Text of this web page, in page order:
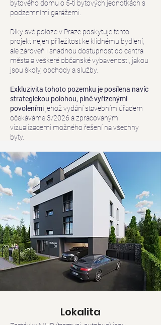
bytového domu o 5-ti bytových jednotkách s
podzemními garážemi.
Díky své poloze v Praze poskytuje tento
projekt nejen příležitost ke klidnému bydlení,
ale zároveň i snadnou dostupnost do centra
města a veškeré občanské vybavenosti, jakou
jsou školy, obchody a služby.
Exkluzivita tohoto pozemku je posílena navíc
strategickou polohou, plně vyřízenými
povoleními jehož vydání stavebním úřadem
očekáváme 3/2026 a zpracovanými
vizualizacemi možného řešení na všechny
byty.
Lokalita